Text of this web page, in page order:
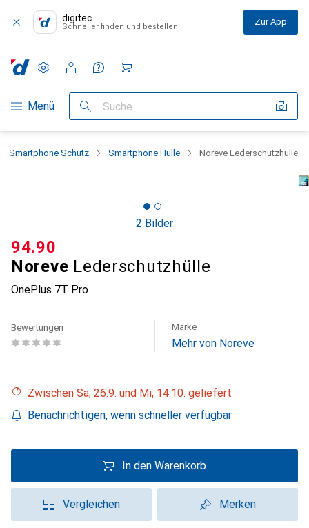
digitec
Schneller finden und bestellen Zur App
Navigation nach Kategorien
Menü Suche
Einstellungen
Kundenkonto
Vergleichslisten
Merklisten
Warenkorb
Smartphone Schutz Smartphone Hülle Noreve Lederschutzhülle
2 Bilder
Noreve Lederschutzhülle
OnePlus 7T Pro
CHF
94.90
Bewertungen Marke
Mehr von Noreve
Zwischen Sa, 26.9. und Mi, 14.10. geliefert
Benachrichtigen, wenn schneller verfügbar
In den Warenkorb
Vergleichen Merken